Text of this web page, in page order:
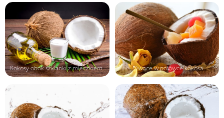
Kokosy obok szklanki z mleczkiem ko... Owoce w połówce kokosa